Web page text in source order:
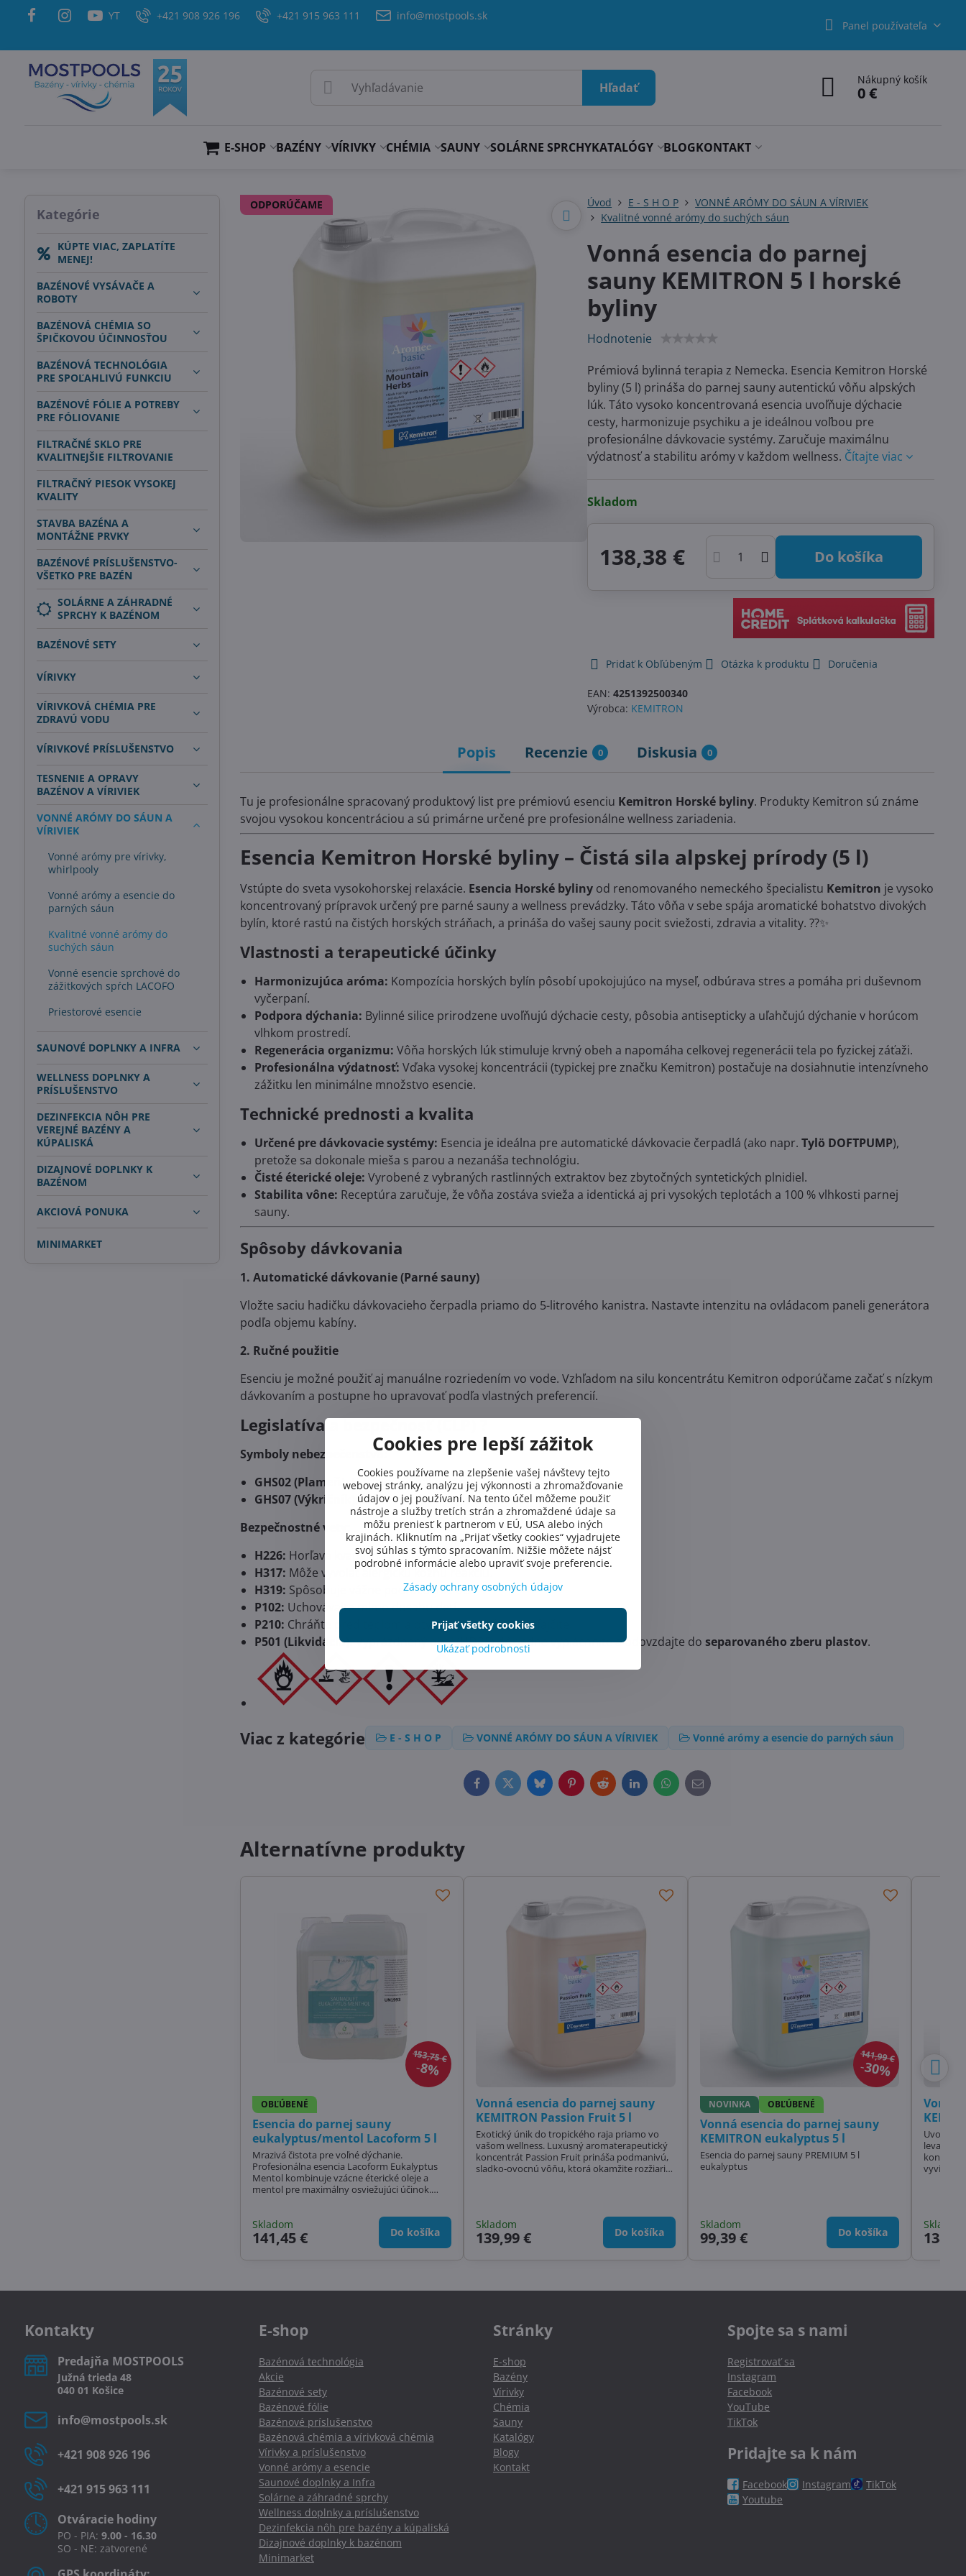
YT +421 908 926 196 +421 915 963 111 info@mostpools.sk
Panel používateľa
Hľadať
Nákupný košík
0 €
E-SHOP BAZÉNY VÍRIVKY CHÉMIA SAUNY SOLÁRNE SPRCHYKATALÓGY BLOGKONTAKT
ODPORÚČAME Úvod E - S H O P
VONNÉ ARÓMY DO SÁUN A VÍRIVIEK
Kvalitné vonné arómy do suchých sáun
Vonná esencia do parnej
sauny KEMITRON 5 l horské
byliny
Hodnotenie
Prémiová bylinná terapia z Nemecka. Esencia Kemitron Horské
byliny (5 l) prináša do parnej sauny autentickú vôňu alpských
lúk. Táto vysoko koncentrovaná esencia uvoľňuje dýchacie
cesty, harmonizuje psychiku a je ideálnou voľbou pre
profesionálne dávkovacie systémy. Zaručuje maximálnu
výdatnosť a stabilitu arómy v každom wellness. Čítajte viac
Skladom
138,38 € Do košíka
Pridať k Obľúbeným Otázka k produktu Doručenia
EAN:4251392500340
Výrobca: KEMITRON
Popis Recenzie 0 Diskusia 0
Tu je profesionálne spracovaný produktový list pre prémiovú esenciu Kemitron Horské byliny. Produkty Kemitron sú známe
svojou vysokou koncentráciou a sú primárne určené pre profesionálne wellness zariadenia.
Esencia Kemitron Horské byliny – Čistá sila alpskej prírody (5 l)
Vstúpte do sveta vysokohorskej relaxácie. Esencia Horské bylinyod renomovaného nemeckého špecialistu Kemitron je vysoko
koncentrovaný prípravok určený pre parné sauny a wellness prevádzky. Táto vôňa v sebe spája aromatické bohatstvo divokých
bylín, ktoré rastú na čistých horských stráňach, a prináša do vašej sauny pocit sviežosti, zdravia a vitality. ?️?✨
Vlastnosti a terapeutické účinky
Harmonizujúca aróma: Kompozícia horských bylín pôsobí upokojujúco na myseľ, odbúrava stres a pomáha pri duševnom
vyčerpaní.
Podpora dýchania: Bylinné silice prirodzene uvoľňujú dýchacie cesty, pôsobia antisepticky a uľahčujú dýchanie v horúcom
vlhkom prostredí.
Regenerácia organizmu: Vôňa horských lúk stimuluje krvný obeh a napomáha celkovej regenerácii tela po fyzickej záťaži.
Profesionálna výdatnosť: Vďaka vysokej koncentrácii (typickej pre značku Kemitron) postačuje na dosiahnutie intenzívneho
zážitku len minimálne množstvo esencie.
Technické prednosti a kvalita
Určené pre dávkovacie systémy: Esencia je ideálna pre automatické dávkovacie čerpadlá (ako napr. Tylö DOFTPUMP),
pretože sa dokonale mieša s parou a nezanáša technológiu.
Čisté éterické oleje: Vyrobené z vybraných rastlinných extraktov bez zbytočných syntetických plnidiel.
Stabilita vône: Receptúra zaručuje, že vôňa zostáva svieža a identická aj pri vysokých teplotách a 100 % vlhkosti parnej
sauny.
Spôsoby dávkovania
1. Automatické dávkovanie (Parné sauny)
Vložte saciu hadičku dávkovacieho čerpadla priamo do 5-litrového kanistra. Nastavte intenzitu na ovládacom paneli generátora
podľa objemu kabíny.
2. Ručné použitie
Esenciu je možné použiť aj manuálne rozriedením vo vode. Vzhľadom na silu koncentrátu Kemitron odporúčame začať s nízkym
dávkovaním a postupne ho upravovať podľa vlastných preferencií.
Legislatíva a bezpečnosť (CLP) ?
Symboly nebezpečenstva:
GHS02 (Plameň):Horľavá kvapalina a pary.
GHS07 (Výkričník):Môže vyvolať alergickú reakciu.
Bezpečnostné vety:
H226: Horľavá kvapalina a pary.
H317: Môže vyvolať alergickú kožnú reakciu.
H319: Spôsobuje vážne podráždenie očí.
P102: Uchovávajte mimo dosahu detí.
P210: Chráňte pred teplom a otvoreným ohňom. Nefajčite.
P501 (Likvidácia):Vyprázdnený obal (HDPE) dôkladne vypláchnite a odovzdajte do separovaného zberu plastov.
Viac z kategórie E - S H O P VONNÉ ARÓMY DO SÁUN A VÍRIVIEK Vonné arómy a esencie do parných sáun
FacebookTwitterBlueskyPinterestRedditLinkedInWhatsApp
E-
mail
Alternatívne produkty
153,75 €
8%
OBĽÚBENÉ
Esencia do parnej sauny
eukalyptus/mentol Lacoform 5 l
Mrazivá čistota pre voľné dýchanie.
Profesionálna esencia Lacoform Eukalyptus
Mentol kombinuje vzácne éterické oleje a
mentol pre maximálny osviežujúci účinok.
Nemecká kvalita a stabilná receptúra robia z
tejto esencie európsku jednotku pre parné aj
suché sauny vo verejných wellness
prevádzkach.
Skladom
141,45 € Do košíka
Vonná esencia do parnej sauny
KEMITRON Passion Fruit 5 l
Exotický únik do tropického raja priamo vo
vašom wellness. Luxusný aromaterapeutický
koncentrát Passion Fruit prináša podmanivú,
sladko-ovocnú vôňu, ktorá okamžite rozžiari
odbúrava únavu a navodzuje pocit hlbokej
regenerácie. Je špeciálne navrhnutý pre
automatické...
Skladom
139,99 € Do košíka
141,99 €
30%
NOVINKA OBĽÚBENÉ
Vonná esencia do parnej sauny
KEMITRON eukalyptus 5 l
Esencia do parnej sauny PREMIUM 5 l
eukalyptus
Skladom
99,39 € Do košíka
Vonná
Uvoľnite
vyvinutý
esencia
Skladom
Kategórie
KÚPTE VIAC, ZAPLATÍTE
MENEJ!
BAZÉNOVÉ VYSÁVAČE A
ROBOTY
BAZÉNOVÁ CHÉMIA SO
ŠPIČKOVOU ÚČINNOSŤOU
BAZÉNOVÁ TECHNOLÓGIA
PRE SPOĽAHLIVÚ FUNKCIU
BAZÉNOVÉ FÓLIE A POTREBY
PRE FÓLIOVANIE
FILTRAČNÉ SKLO PRE
KVALITNEJŠIE FILTROVANIE
FILTRAČNÝ PIESOK VYSOKEJ
KVALITY
STAVBA BAZÉNA A
MONTÁŽNE PRVKY
BAZÉNOVÉ PRÍSLUŠENSTVO-
VŠETKO PRE BAZÉN
SOLÁRNE A ZÁHRADNÉ
SPRCHY K BAZÉNOM
BAZÉNOVÉ SETY
VÍRIVKY
VÍRIVKOVÁ CHÉMIA PRE
ZDRAVÚ VODU
VÍRIVKOVÉ PRÍSLUŠENSTVO
TESNENIE A OPRAVY
BAZÉNOV A VÍRIVIEK
VONNÉ ARÓMY DO SÁUN A
VÍRIVIEK
Vonné arómy pre vírivky,
whirlpooly
Vonné arómy a esencie do
parných sáun
Kvalitné vonné arómy do
suchých sáun
Vonné esencie sprchové do
zážitkových spŕch LACOFO
Priestorové esencie
SAUNOVÉ DOPLNKY A INFRA
WELLNESS DOPLNKY A
PRÍSLUŠENSTVO
DEZINFEKCIA NÔH PRE
VEREJNÉ BAZÉNY A
KÚPALISKÁ
DIZAJNOVÉ DOPLNKY K
BAZÉNOM
AKCIOVÁ PONUKA
MINIMARKET
Kontakty
Predajňa MOSTPOOLS
Južná trieda 48
040 01 Košice
info​@mostpools​.sk
+421 908 926 196
+421 915 963 111
Otváracie hodiny
PO - PIA: 9.00 - 16.30
SO - NE: zatvorené
E-shop
Bazénová technológia
Akcie
Bazénové sety
Bazénové fólie
Bazénové príslušenstvo
Bazénová chémia a vírivková chémia
Vírivky a príslušenstvo
Vonné arómy a esencie
Saunové doplnky a Infra
Solárne a záhradné sprchy
Wellness doplnky a príslušenstvo
Dezinfekcia nôh pre bazény a kúpaliská
Dizajnové doplnky k bazénom
Minimarket
Stránky
E-shop
Bazény
Vírivky
Chémia
Sauny
Katalógy
Blogy
Kontakt
Spojte sa s nami
Registrovať sa
Instagram
Facebook
YouTube
TikTok
Pridajte sa k nám
Facebook Instagram
TikTok
Youtube
Cookies pre lepší zážitok
Cookies používame na zlepšenie vašej návštevy tejto
webovej stránky, analýzu jej výkonnosti a zhromažďovanie
údajov o jej používaní. Na tento účel môžeme použiť
nástroje a služby tretích strán a zhromaždené údaje sa
môžu preniesť k partnerom v EÚ, USA alebo iných
krajinách. Kliknutím na „Prijať všetky cookies“ vyjadrujete
svoj súhlas s týmto spracovaním. Nižšie môžete nájsť
podrobné informácie alebo upraviť svoje preferencie.
Zásady ochrany osobných údajov
Ukázať podrobnosti
Prijať všetky cookies